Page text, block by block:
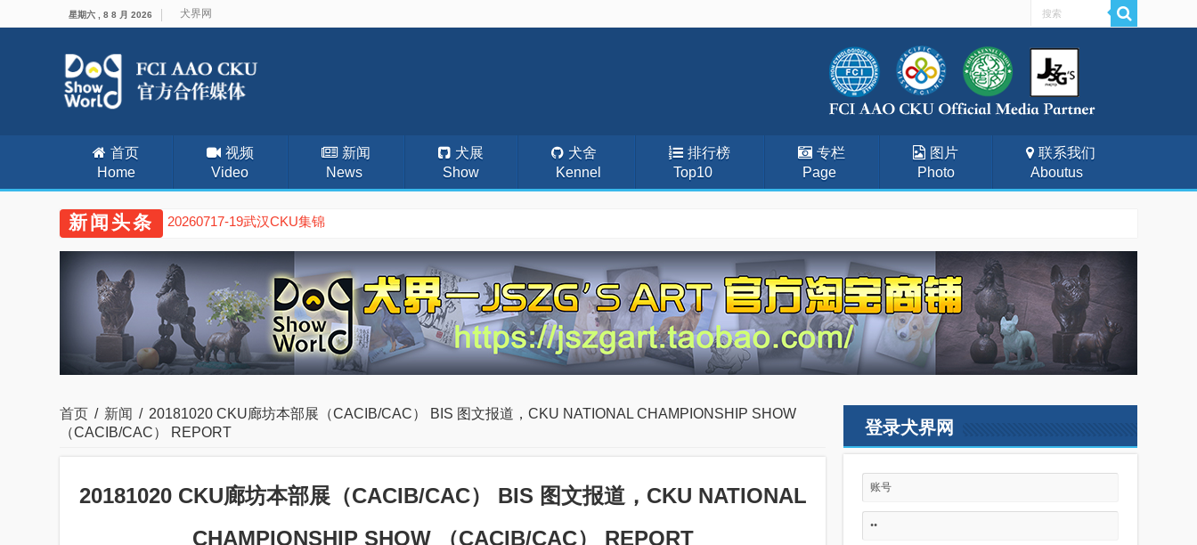
星期六 , 8 8 月 2026 犬界网
首页
Home
视频
Video
新闻
News
犬展
Show
犬舍
Kennel
排行榜
Top10
专栏
Page
图片
Photo
联系我们
Aboutus
新闻头条 20260711-12廊坊CKU集锦
首页 / 新闻 / 20181020 CKU廊坊本部展（CACIB/CAC） BIS 图文报道，CKU NATIONAL CHAMPIONSHIP SHOW
（CACIB/CAC） REPORT
20181020 CKU廊坊本部展（CACIB/CAC） BIS 图文报道，CKU NATIONAL
CHAMPIONSHIP SHOW （CACIB/CAC） REPORT
登录犬界网